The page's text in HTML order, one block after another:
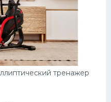
тренажер